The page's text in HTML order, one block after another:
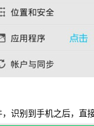
识别到手机之后，直